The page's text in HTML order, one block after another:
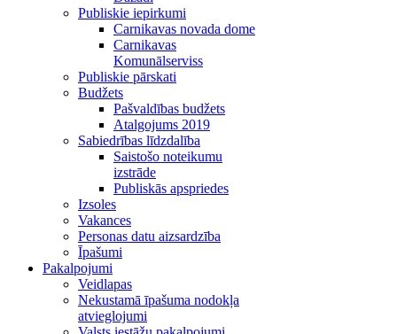
Publiskie iepirkumi
Carnikavas novada dome
Carnikavas
Komunālserviss
Publiskie pārskati
Budžets
Pašvaldības budžets
Atalgojums 2019
Sabiedrības līdzdalība
Saistošo noteikumu
izstrāde
Publiskās apspriedes
Izsoles
Vakances
Personas datu aizsardzība
Īpašumi
Pakalpojumi
Veidlapas
Nekustamā īpašuma nodokļa
atvieglojumi